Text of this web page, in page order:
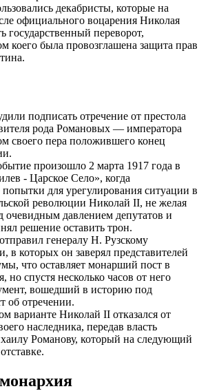
декабристы, которые на
официального воцарения Николая
государственный переворот,
коего была провозглашена защита прав
подписать отречение от престола
рода Романовых — императора
своего пера положившего конец
произошло 2 марта 1917 года в
- Царское Село», когда
для урегулирования ситуации в
революции Николай II, не желая
очевидным давлением депутатов и
решение оставить трон.
генералу Н. Рузскому
в которых он заверял представителей
что оставляет монарший пост в
но спустя несколько часов от него
вошедший в историю под
об отречении.
варианте Николай II отказался от
наследника, передав власть
Романову, который на следующий